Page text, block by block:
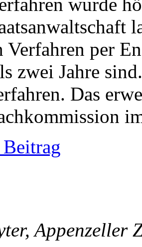
Verfahren per
zwei Jahre
Das
Appenzeller